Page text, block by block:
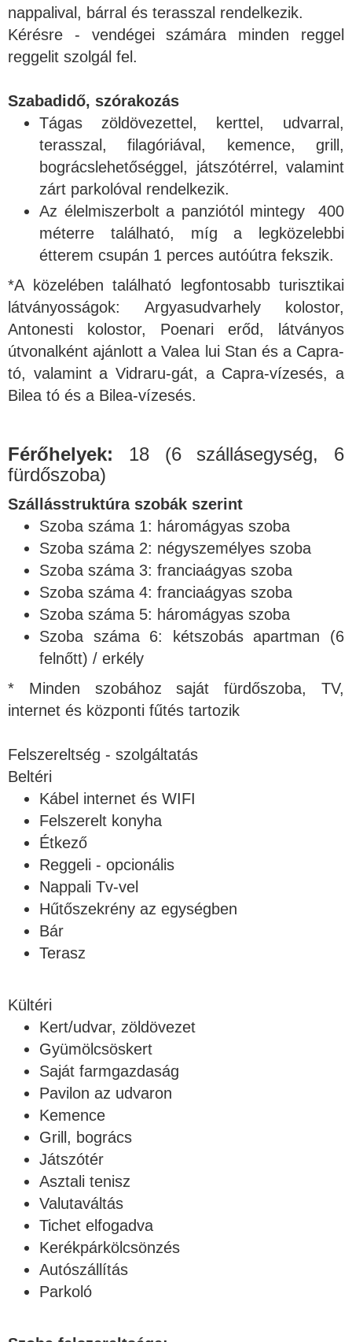
nappalival, bárral és terasszal rendelkezik.
Kérésre - vendégei számára minden reggel
reggelit szolgál fel.
Szabadidő, szórakozás
Tágas zöldövezettel, kerttel, udvarral,
terasszal, filagóriával, kemence, grill,
bográcslehetőséggel, játszótérrel, valamint
zárt parkolóval rendelkezik.
Az élelmiszerbolt a panziótól mintegy 400
méterre található, míg a legközelebbi
étterem csupán 1 perces autóútra fekszik.
*A közelében található legfontosabb turisztikai
látványosságok: Argyasudvarhely kolostor,
Antonesti kolostor, Poenari erőd, látványos
útvonalként ajánlott a Valea lui Stan és a Capra-
tó, valamint a Vidraru-gát, a Capra-vízesés, a
Bilea tó és a Bilea-vízesés.
Férőhelyek: 18 (6 szállásegység, 6
fürdőszoba)
Szállásstruktúra szobák szerint
Szoba száma 1: háromágyas szoba
Szoba száma 2: négyszemélyes szoba
Szoba száma 3: franciaágyas szoba
Szoba száma 4: franciaágyas szoba
Szoba száma 5: háromágyas szoba
Szoba száma 6: kétszobás apartman (6
felnőtt) / erkély
* Minden szobához saját fürdőszoba, TV,
internet és központi fűtés tartozik
Felszereltség - szolgáltatás
Beltéri
Kábel internet és WIFI
Felszerelt konyha
Étkező
Reggeli - opcionális
Nappali Tv-vel
Hűtőszekrény az egységben
Bár
Terasz
Kültéri
Kert/udvar, zöldövezet
Gyümölcsöskert
Saját farmgazdaság
Pavilon az udvaron
Kemence
Grill, bogrács
Játszótér
Asztali tenisz
Valutaváltás
Tichet elfogadva
Kerékpárkölcsönzés
Autószállítás
Parkoló